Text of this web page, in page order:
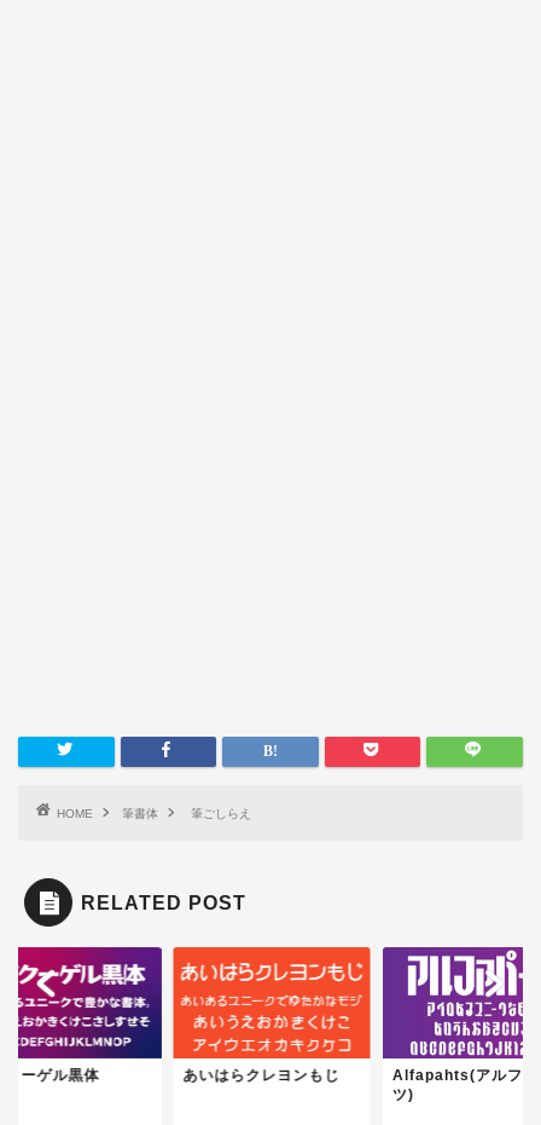
HOME 筆書体 筆ごしらえ
RELATED POST
クーゲル黒体 あいはらクレヨンもじ
Alfapahts(アルファ
ツ)